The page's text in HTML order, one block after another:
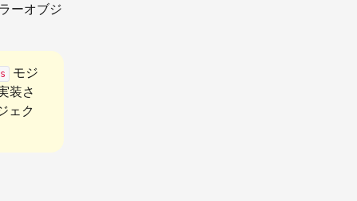
ーオブジ
モジ
装さ
ェク